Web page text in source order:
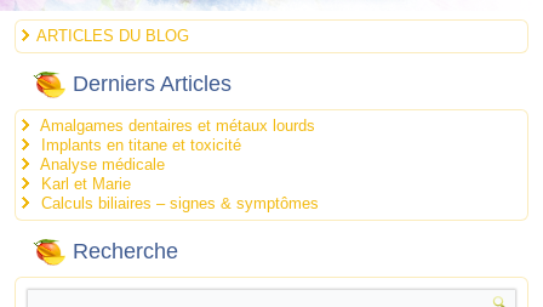
ARTICLES DU BLOG
Derniers Articles
Amalgames dentaires et métaux lourds
Implants en titane et toxicité
Analyse médicale
Karl et Marie
Calculs biliaires – signes & symptômes
Recherche